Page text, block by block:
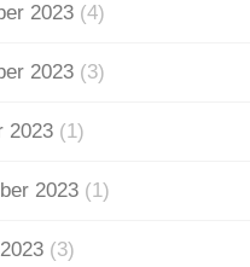
2023 (4)
2023 (3)
2023 (1)
2023 (1)
(3)